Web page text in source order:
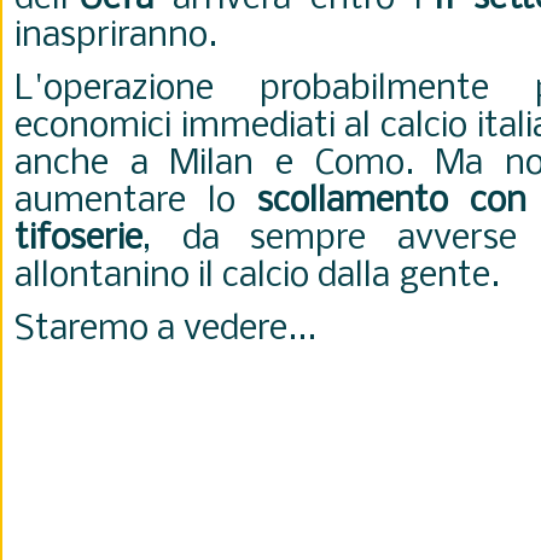
inaspriranno.
L'operazione probabilmente
economici immediati al calcio
anche a Milan e Como. Ma
aumentare lo scollamento
tifoserie, da sempre avverse
allontanino il calcio dalla gente.
Staremo a vedere...